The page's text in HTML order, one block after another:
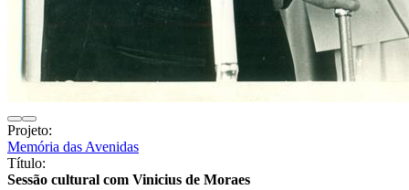
Projeto:
Memória das Avenidas
Título:
Sessão cultural com Vinicius de Moraes